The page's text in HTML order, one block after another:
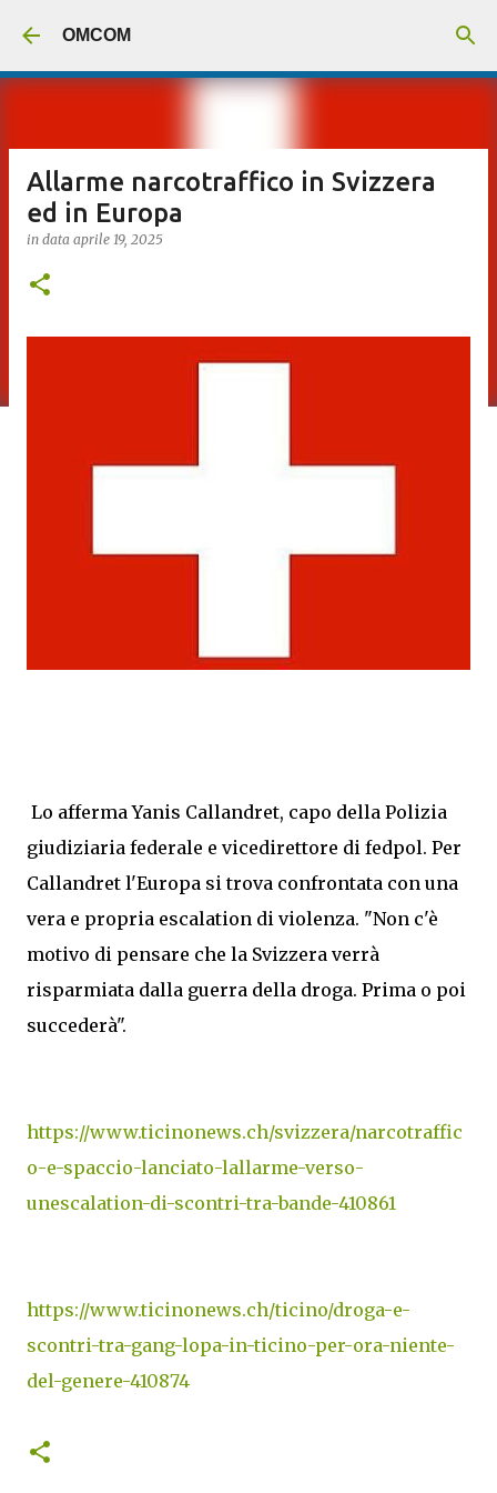
OMCOM
Allarme narcotraffico in Svizzera
ed in Europa
in data aprile 19, 2025
Lo afferma Yanis Callandret, capo della Polizia
giudiziaria federale e vicedirettore di fedpol. Per
Callandret l'Europa si trova confrontata con una
vera e propria escalation di violenza. "Non c'è
motivo di pensare che la Svizzera verrà
risparmiata dalla guerra della droga. Prima o poi
succederà".
https://www.ticinonews.ch/svizzera/narcotraffic
o-e-spaccio-lanciato-lallarme-verso-
unescalation-di-scontri-tra-bande-410861
https://www.ticinonews.ch/ticino/droga-e-
scontri-tra-gang-lopa-in-ticino-per-ora-niente-
del-genere-410874